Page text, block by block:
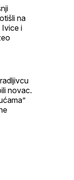
na
Ivice i
novac.